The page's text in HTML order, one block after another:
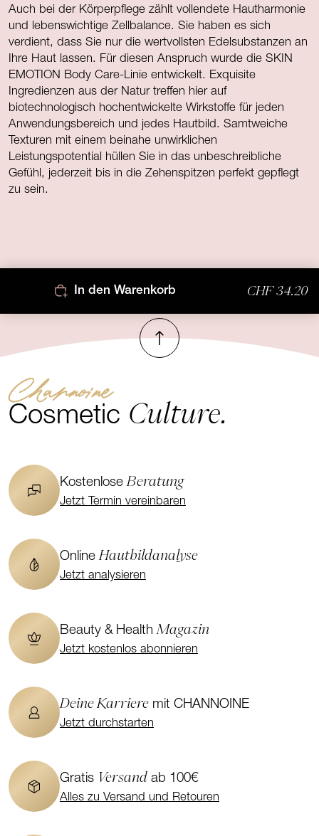
Auch bei der Körperpflege zählt vollendete Hautharmonie
und lebenswichtige Zellbalance. Sie haben es sich
verdient, dass Sie nur die wertvollsten Edelsubstanzen an
Ihre Haut lassen. Für diesen Anspruch wurde die SKIN
EMOTION Body Care-Linie entwickelt. Exquisite
Ingredienzen aus der Natur treffen hier auf
biotechnologisch hochentwickelte Wirkstoffe für jeden
Anwendungsbereich und jedes Hautbild. Samtweiche
Texturen mit einem beinahe unwirklichen
Leistungspotential hüllen Sie in das unbeschreibliche
Gefühl, jederzeit bis in die Zehenspitzen perfekt gepflegt
zu sein.
In den Warenkorb CHF 34.20
Nach oben
Channoine
Cosmetic Culture.
KostenloseBeratung
Jetzt Termin vereinbaren
OnlineHautbildanalyse
Jetzt analysieren
Beauty & HealthMagazin
Jetzt kostenlos abonnieren
Deine Karriere mit CHANNOINE
Jetzt durchstarten
Gratis Versand ab 100€
Alles zu Versand und Retouren